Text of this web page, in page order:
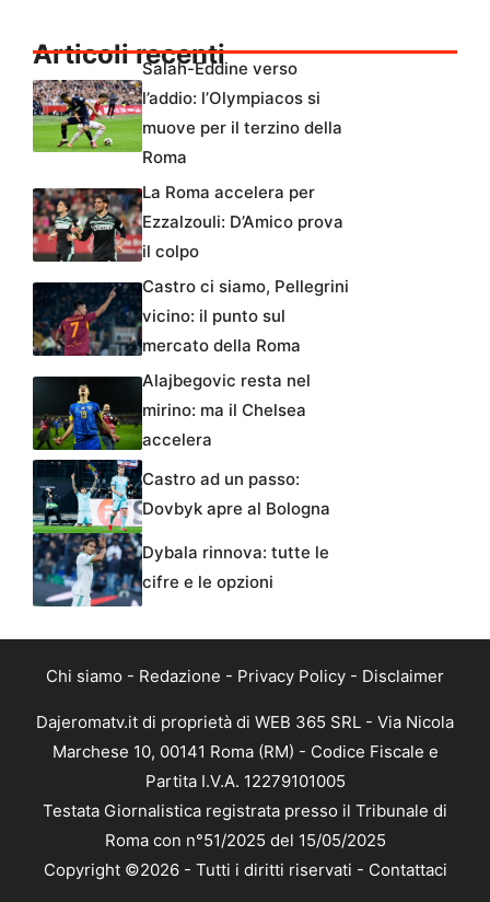
Articoli recenti
Salah-Eddine verso
l’addio: l’Olympiacos si
muove per il terzino della
Roma
La Roma accelera per
Ezzalzouli: D’Amico prova
il colpo
Castro ci siamo, Pellegrini
vicino: il punto sul
mercato della Roma
Alajbegovic resta nel
mirino: ma il Chelsea
accelera
Castro ad un passo:
Dovbyk apre al Bologna
Dybala rinnova: tutte le
cifre e le opzioni
Chi siamo - Redazione - Privacy Policy - Disclaimer
Dajeromatv.it di proprietà di WEB 365 SRL - Via Nicola
Marchese 10, 00141 Roma (RM) - Codice Fiscale e
Partita I.V.A. 12279101005
Testata Giornalistica registrata presso il Tribunale di
Roma con n°51/2025 del 15/05/2025
Copyright ©2026 - Tutti i diritti riservati - Contattaci